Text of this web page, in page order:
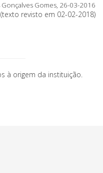
Gonçalves Gomes, 26-03-2016
(texto revisto em 02-02-2018)
à origem da instituição.